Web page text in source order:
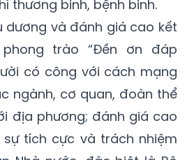
trào “Đền ơn đáp
có công với cách mạng
ngành, cơ quan, đoàn thể
địa phương; đánh giá cao
tích cực và trách nhiệm
Nhà nước, đặc biệt là Bộ
binh và Xã hội trong việc